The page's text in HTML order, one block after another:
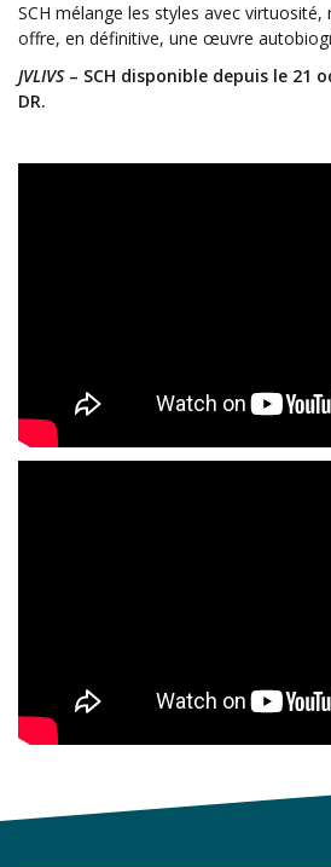
SCH mélange les styles avec
offre, en définitive, une œuvre
JVLIVS– SCH disponible depuis le 21
DR.